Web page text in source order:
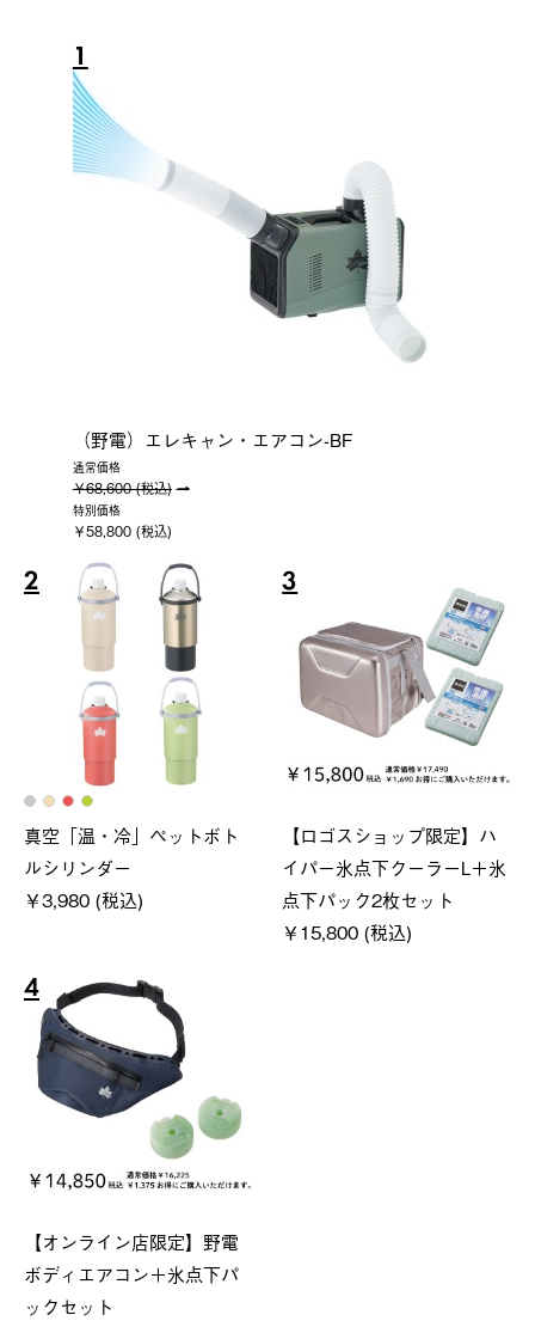
1
（野電）エレキャン・エアコン-BF
通常価格
￥68,600 (税込)
特別価格
￥58,800 (税込)
2
真空「温・冷」ペットボト
ルシリンダー
￥3,980 (税込)
3
【ロゴスショップ限定】ハ
イパー氷点下クーラーL＋氷
点下パック2枚セット
￥15,800 (税込)
4
【オンライン店限定】野電
ボディエアコン＋氷点下パ
ックセット